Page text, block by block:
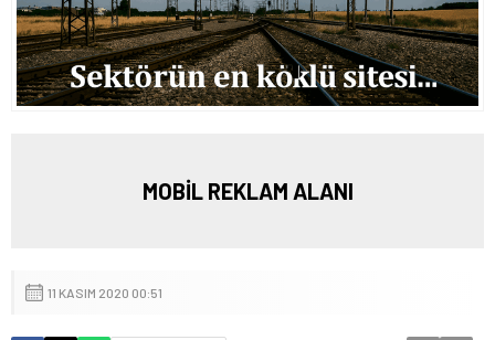
MOBİL REKLAM ALANI
11 KASIM 2020 00:51